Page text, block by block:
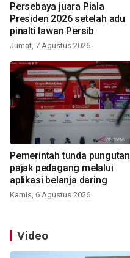
Persebaya juara Piala
Presiden 2026 setelah adu
pinalti lawan Persib
Jumat, 7 Agustus 2026
Pemerintah tunda pungutan
pajak pedagang melalui
aplikasi belanja daring
Kamis, 6 Agustus 2026
Video